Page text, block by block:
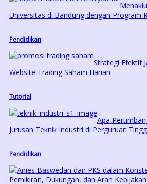
Universitas di Bandung dengan Program
Pendidikan
Strategi Efektif
Website Trading Saham Harian
Tutorial
Apa
Jurusan Teknik Industri di Perguruan
Pendidikan